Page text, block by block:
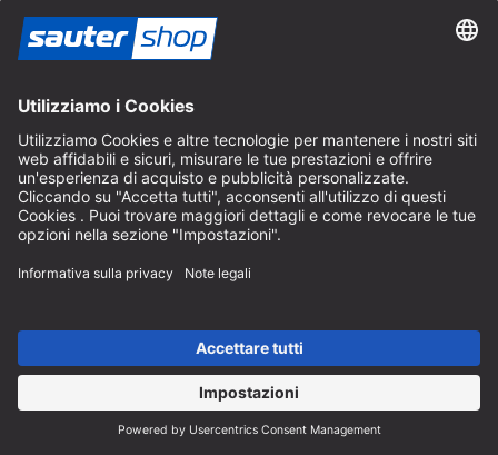
nel futuro del CNC e per questo ampliamo
continuamente questa offerta.
nuovo. innovativo. professionale.
Ci concentriamo principalmente sui settori della fresatura,
segatura e foratura.